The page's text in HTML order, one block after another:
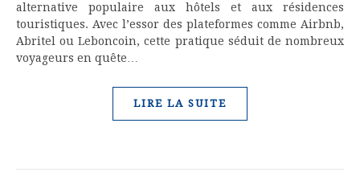
alternative populaire aux hôtels et aux résidences
touristiques. Avec l’essor des plateformes comme Airbnb,
Abritel ou Leboncoin, cette pratique séduit de nombreux
voyageurs en quête…
LIRE LA SUITE